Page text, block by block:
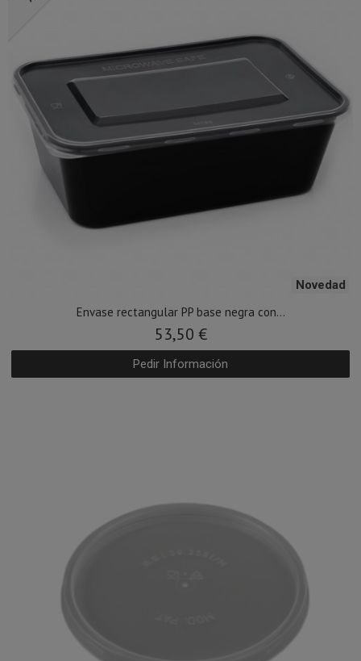
Novedad
Envase rectangular PP base negra con...
53,50 €
Pedir Información